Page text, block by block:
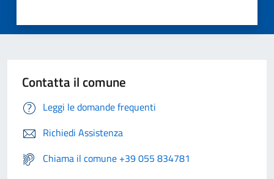
Contatta il comune
Leggi le domande frequenti
Richiedi Assistenza
Chiama il comune +39 055 834781